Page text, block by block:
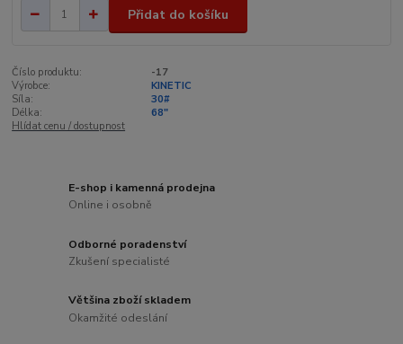
Přidat do košíku
Číslo produktu:
-17
Výrobce:
KINETIC
Síla:
30#
Délka:
68"
Hlídat cenu / dostupnost
E-shop i kamenná prodejna
Online i osobně
Odborné poradenství
Zkušení specialisté
Většina zboží skladem
Okamžité odeslání